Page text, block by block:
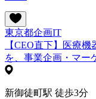
東京都企画IT
【CEO直下】医療機
を、事業企画・マー
新御徒町駅 徒歩3分